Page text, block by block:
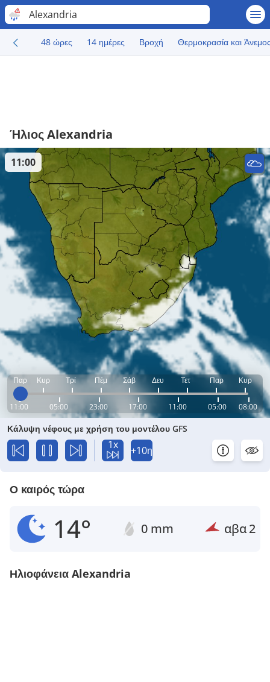
Alexandria
48 ώρες 14 ημέρες Βροχή Θερμοκρασία και
Ήλιος Alexandria
Παρ Κυρ Τρί Πέμ Σάβ Δευ Τετ Παρ Κυρ
11:00 05:00 23:00 17:00 11:00 05:00 08:00
11:00
Κάλυψη νέφους με χρήση του μοντέλου GFS
1x +10η
Ο καιρός τώρα
14° 0 mm αβα2
Ηλιοφάνεια Alexandria